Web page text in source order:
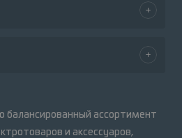
балансированный ассортимент
и аксессуаров,